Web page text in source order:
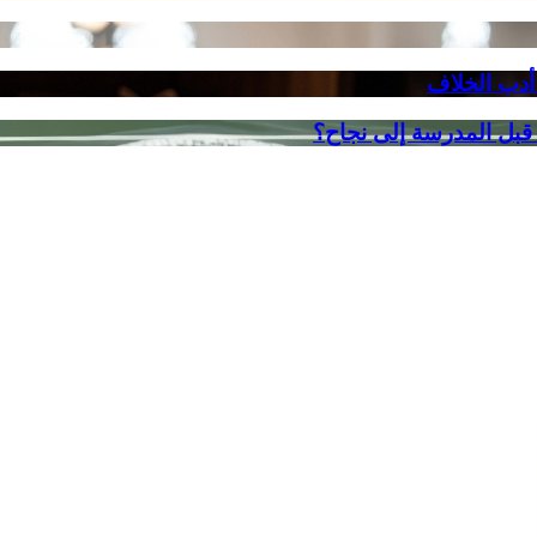
أدب الخلاف
قبل المدرسة إلى نجاح؟